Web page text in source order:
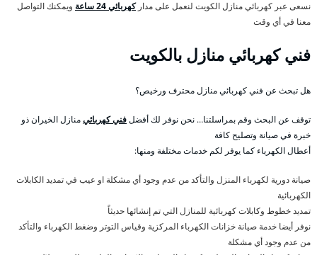
نسعى عبر كهربائي منازل الكويت لنعمل على مداركهربائي 24 ساعة
ويمكنك التواصل
معنا في أي وقت
فني كهربائي منازل بالكويت
هل تبحث عن فني كهربائي منازل محترف ورخيص؟
توقف عن البحث وقم بمراسلتنا… نحن نوفر لك أفضلفني كهربائيمنازل الخيران ذو
خبرة في صيانة وتصليح كافة
أعطال الكهرباء كما يوفر لكم خدمات مختلفة ومنها:
صيانة دورية لكهرباء المنزل والتأكد من عدم وجود أي مشكلة او عيب في تمديد الكابلات
الكهربائية
تمديد خطوط وكابلات كهربائية للمنازل التي تم إنشائها حديثاً
نوفر أيضا خدمة صيانة خزانات الكهرباء المركزية وقياس التوتر وضغط الكهرباء والتأكد
من عدم وجود أي مشكلة